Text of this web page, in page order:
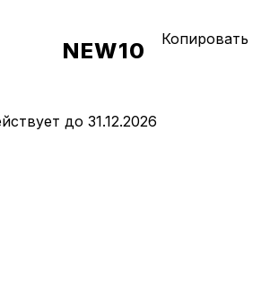
NEW10 Копировать
до 31.12.2026